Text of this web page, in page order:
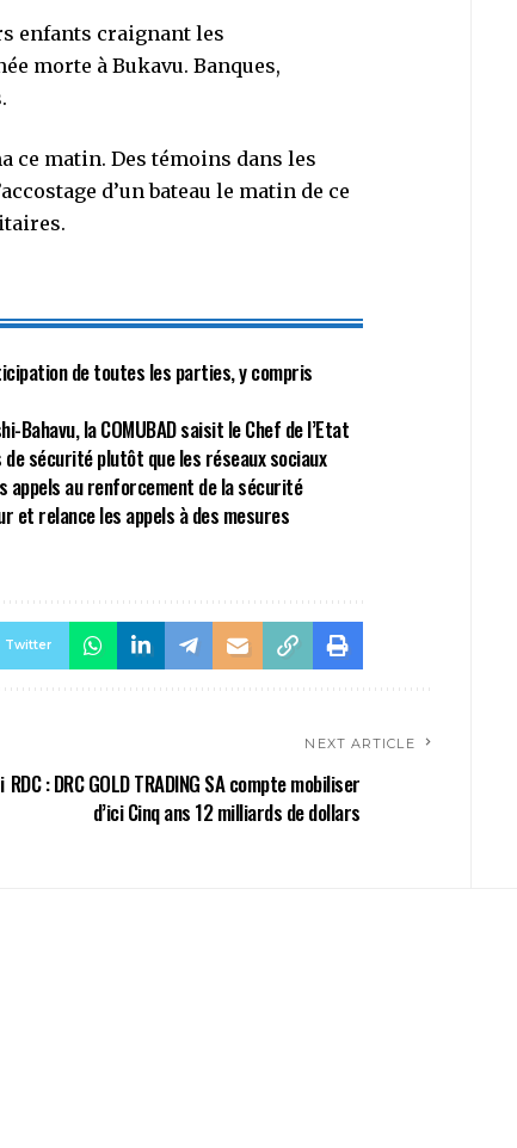
enfants craignant les
morte à Bukavu. Banques,
ce matin. Des témoins dans les
d’un bateau le matin de ce
de toutes les parties, y compris
la COMUBAD saisit le Chef de l’Etat
sécurité plutôt que les réseaux sociaux
appels au renforcement de la sécurité
et relance les appels à des mesures
Twitter
NEXT ARTICLE
RDC : DRC GOLD TRADING SA compte mobiliser
d’ici Cinq ans 12 milliards de dollars